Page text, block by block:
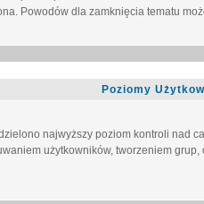
Powodów dla zamknięcia tematu
Poziomy
najwyższy poziom kontroli nad
użytkowników, tworzeniem